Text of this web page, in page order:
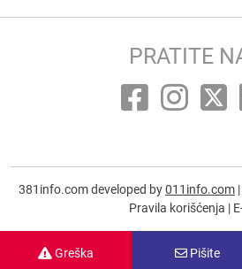
Greška Pišite
PRATITE
381info.com developed by011info.com |
Pravila korišćenja |